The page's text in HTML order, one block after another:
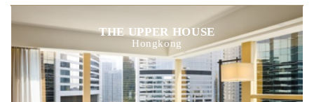
THE UPPER HOUSE
Hongkong